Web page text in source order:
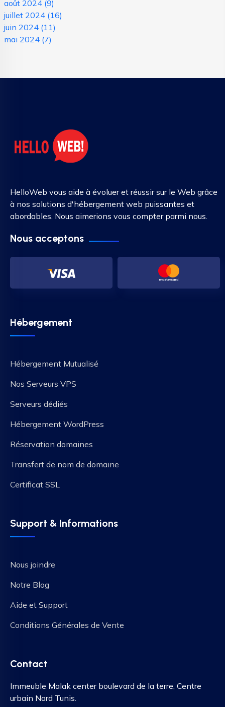
août 2024 (9)
juillet 2024 (16)
juin 2024 (11)
mai 2024 (7)
HelloWeb vous aide à évoluer et réussir sur le Web grâce
à nos solutions d'hébergement web puissantes et
abordables. Nous aimerions vous compter parmi nous.
Nous acceptons
Hébergement
Hébergement Mutualisé
Nos Serveurs VPS
Serveurs dédiés
Hébergement WordPress
Réservation domaines
Transfert de nom de domaine
Certificat SSL
Support & Informations
Nous joindre
Notre Blog
Aide et Support
Conditions Générales de Vente
Contact
Immeuble Malak center boulevard de la terre, Centre
urbain Nord Tunis.